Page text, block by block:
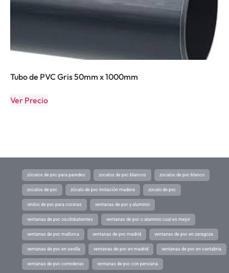
Tubo de PVC Gris 50mm x 1000mm
Ver Precio
zócalos de pvc para paredes zocalos de pvc blancos zocalos de pvc blanco
zocalos de pvc zócalo de pvc imitación madera zocalo de pvc
vinilos de pvc para cocinas ventanas de pvc y aluminio
ventanas de pvc oscilobatientes ventanas de pvc o aluminio cual es mejor
ventanas de pvc mallorca ventanas de pvc madrid ventanas de pvc en zaragoza
ventanas de pvc en sevilla ventanas de pvc en madrid ventanas de pvc en cantabria
ventanas de pvc correderas ventanas de pvc con persiana